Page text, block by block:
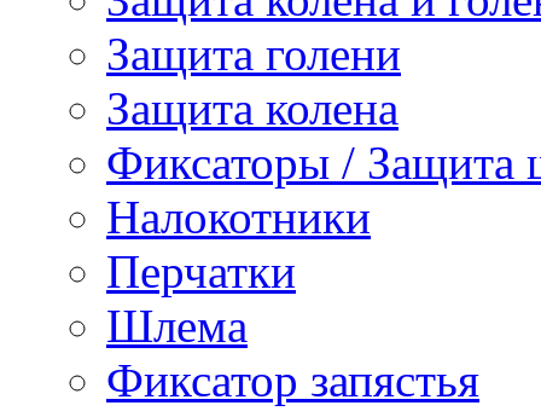
Защита голени
Защита колена
Фиксаторы / Защита
Налокотники
Перчатки
Шлема
Фиксатор запястья